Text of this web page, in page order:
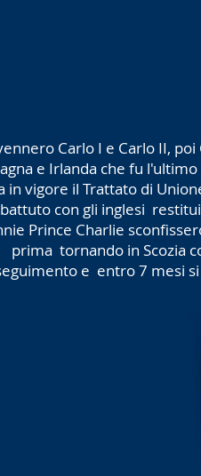
Carlo I e Carlo II,
e Irlanda che fu
in vigore il Trattato di
con gli inglesi
Prince Charlie
prima tornando in Scozia
e entro 7 mesi